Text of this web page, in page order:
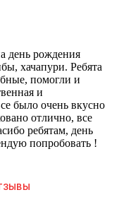
день рождения
хачапури. Ребята
помогли и
и
было очень вкусно
отлично, все
ребятам, день
попробовать !